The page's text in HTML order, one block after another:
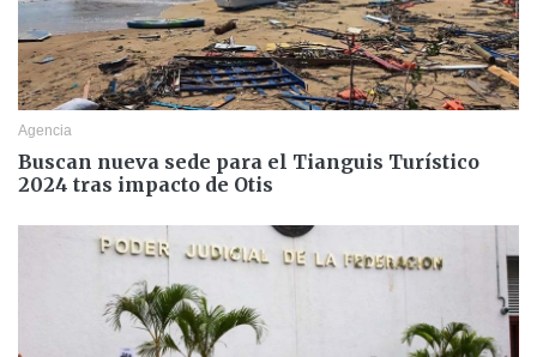
Agencia
Buscan nueva sede para el Tianguis Turístico
2024 tras impacto de Otis